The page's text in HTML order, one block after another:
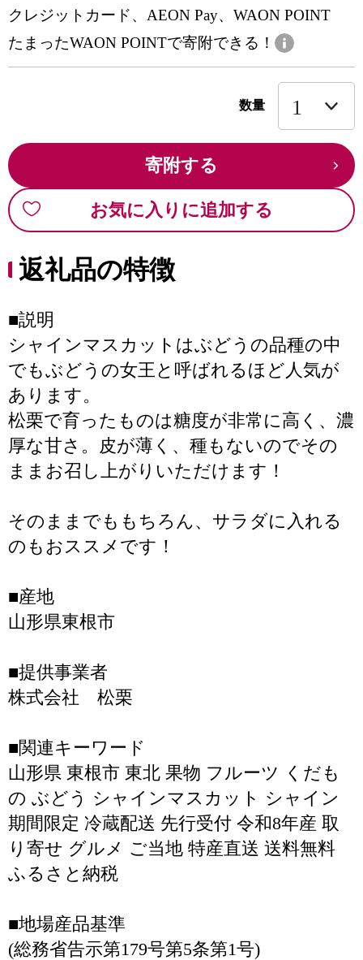
クレジットカード、AEON Pay、WAON POINT
たまったWAON POINTで寄附できる！
数量
寄附する
お気に入りに追加する
返礼品の特徴
■説明
シャインマスカットはぶどうの品種の中
でもぶどうの女王と呼ばれるほど人気が
あります。
松栗で育ったものは糖度が非常に高く、濃
厚な甘さ。皮が薄く、種もないのでその
ままお召し上がりいただけます！
そのままでももちろん、サラダに入れる
のもおススメです！
■産地
山形県東根市
■提供事業者
株式会社 松栗
■関連キーワード
山形県 東根市 東北 果物 フルーツ くだも
の ぶどう シャインマスカット シャイン
期間限定 冷蔵配送 先行受付 令和8年産 取
り寄せ グルメ ご当地 特産直送 送料無料
ふるさと納税
■地場産品基準
(総務省告示第179号第5条第1号)